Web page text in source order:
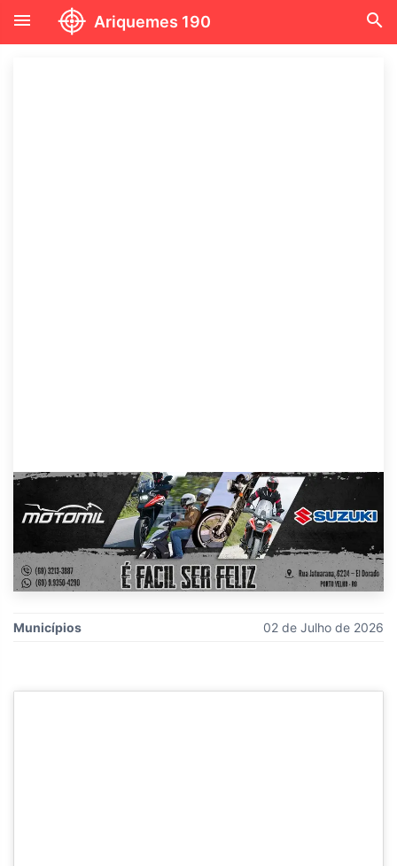
menu Ariquemes 190 search
Municípios 02 de Julho de 2026